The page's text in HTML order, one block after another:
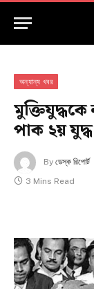
অন্যান্য খবর
পাক ২য়
By ডেস্ক রিপোর্ট
3 Mins Read